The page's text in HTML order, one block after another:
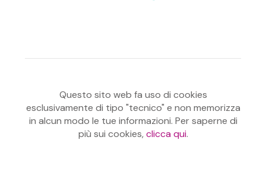
Questo sito web fa uso di cookies
esclusivamente di tipo "tecnico" e non memorizza
in alcun modo le tue informazioni. Per saperne di
più sui cookies, clicca qui.